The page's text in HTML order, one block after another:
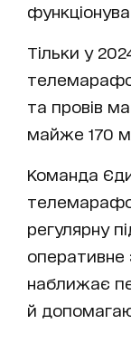
Тільки у
та провів
майже 170
Команда
регулярну
оперативне
наближає
й